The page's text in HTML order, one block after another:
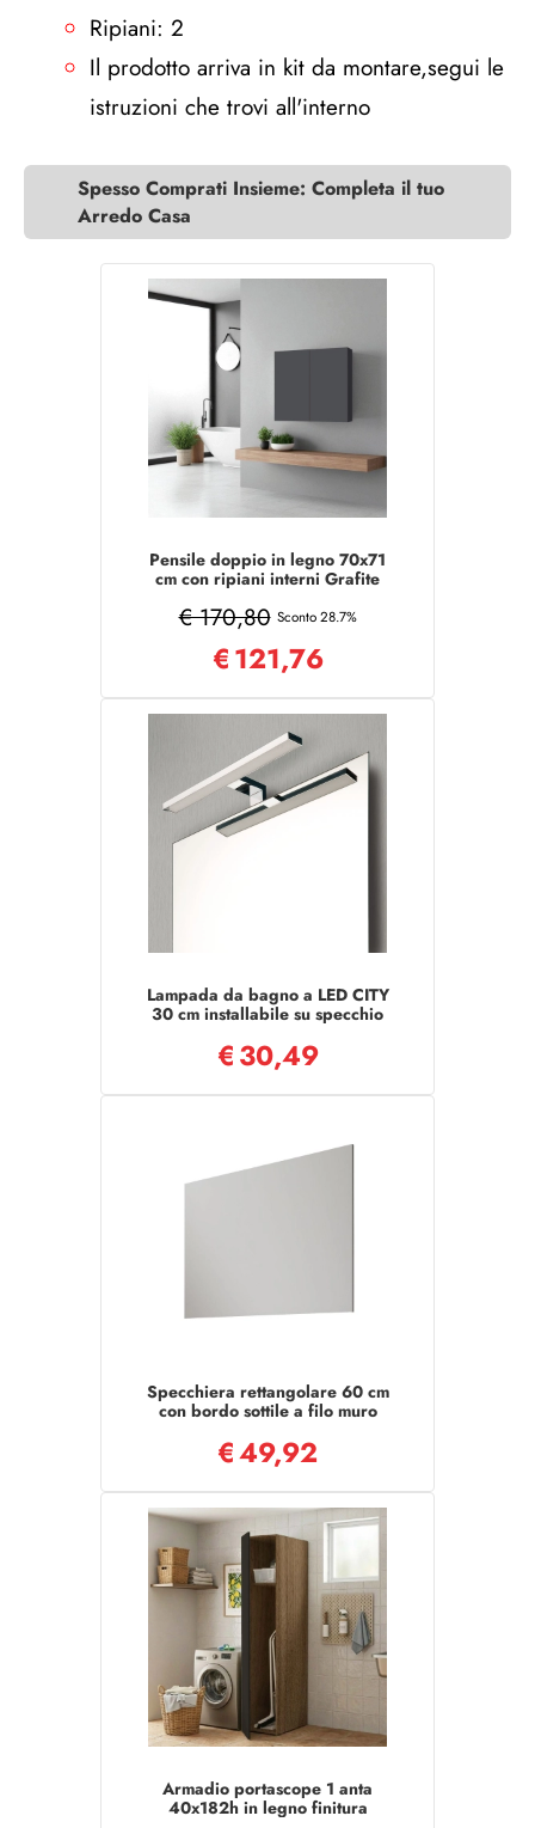
Ripiani: 2
Il prodotto arriva in kit da montare,segui le
istruzioni che trovi all'interno
Spesso Comprati Insieme: Completa il tuo
Arredo Casa
Pensile doppio in legno 70x71
cm con ripiani interni Grafite
€ 170,80 Sconto 28.7%
€121,76
Lampada da bagno a LED CITY
30 cm installabile su specchio
€30,49
Specchiera rettangolare 60 cm
con bordo sottile a filo muro
€49,92
Armadio portascope 1 anta
40x182h in legno finitura